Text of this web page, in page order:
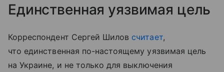
Единственная уязвимая цель
Корреспондент Сергей Шилов считает,
что единственная по-настоящему уязвимая цель
на Украине, и не только для выключения